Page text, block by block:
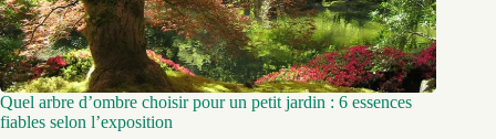
Quel arbre d’ombre choisir pour un petit jardin : 6 essences
fiables selon l’exposition